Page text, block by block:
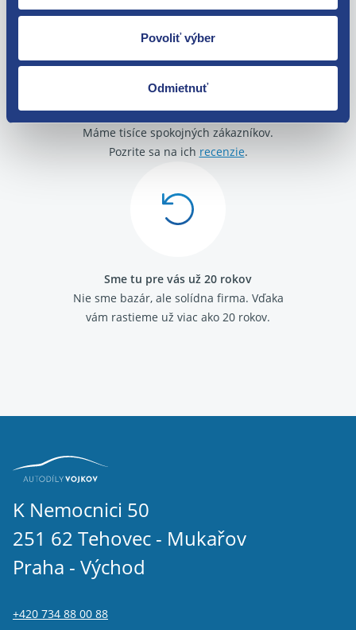
Povoliť výber
Odmietnuť
O svojich zákazníkov sa staráme
Máme tisíce spokojných zákazníkov.
Pozrite sa na ich recenzie.
Sme tu pre vás už 20 rokov
Nie sme bazár, ale solídna firma. Vďaka
vám rastieme už viac ako 20 rokov.
K Nemocnici 50
251 62 Tehovec - Mukařov
Praha - Východ
+420 734 88 00 88